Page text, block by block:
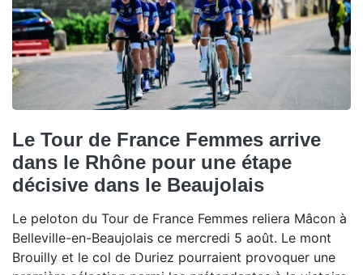
Le Tour de France Femmes arrive
dans le Rhône pour une étape
décisive dans le Beaujolais
Le peloton du Tour de France Femmes reliera Mâcon à
Belleville-en-Beaujolais ce mercredi 5 août. Le mont
Brouilly et le col de Duriez pourraient provoquer une